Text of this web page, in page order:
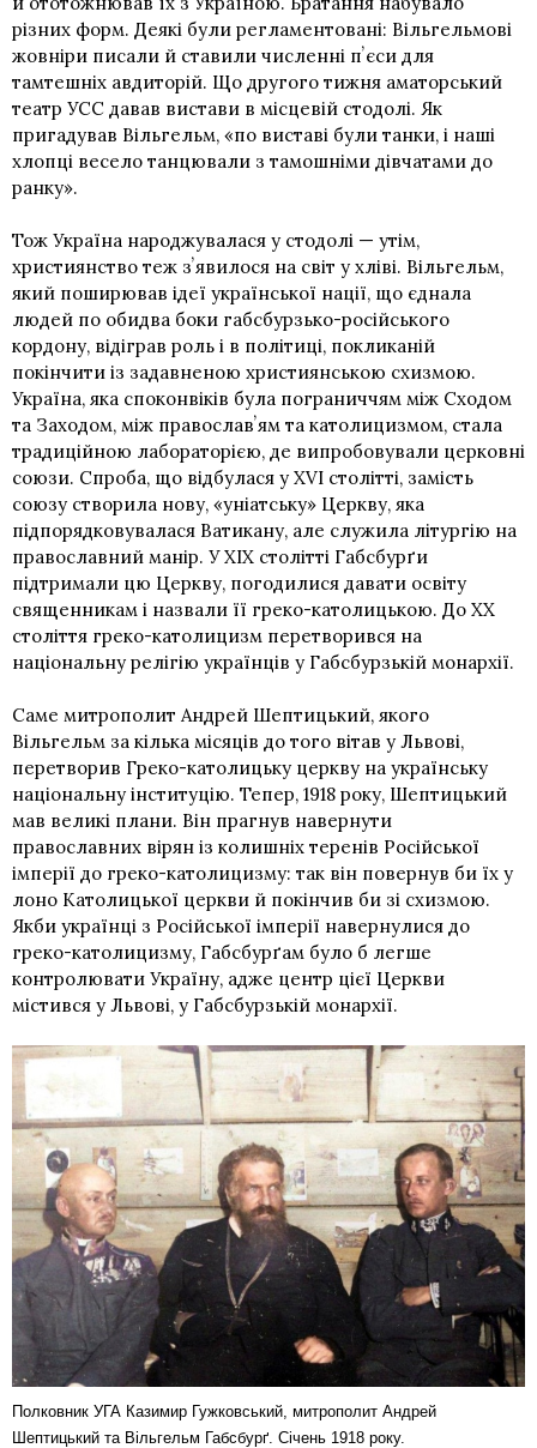
різних форм. Деякі були регламентовані: Вільгельмові
жовніри писали й ставили численні пʼєси для
тамтешніх авдиторій. Що другого тижня аматорський
театр УСС давав вистави в місцевій стодолі. Як
пригадував Вільгельм, «по виставі були танки, і наші
хлопці весело танцювали з тамошніми дівчатами до
ранку».
Тож Україна народжувалася у стодолі — утім,
християнство теж зʼявилося на світ у хліві. Вільгельм,
який поширював ідеї української нації, що єднала
людей по обидва боки габсбурзько-російського
кордону, відіграв роль і в політиці, покликаній
покінчити із задавненою християнською схизмою.
Україна, яка споконвіків була пограниччям між Сходом
та Заходом, між православʼям та католицизмом, стала
традиційною лабораторією, де випробовували церковні
союзи. Спроба, що відбулася у XVI столітті, замість
союзу створила нову, «уніатську» Церкву, яка
підпорядковувалася Ватикану, але служила літургію на
православний манір. У ХІХ столітті Габсбурґи
підтримали цю Церкву, погодилися давати освіту
священникам і назвали її греко-католицькою. До ХХ
століття греко-католицизм перетворився на
національну релігію українців у Габсбурзькій монархії.
Саме митрополит Андрей Шептицький, якого
Вільгельм за кілька місяців до того вітав у Львові,
перетворив Греко-католицьку церкву на українську
національну інституцію. Тепер, 1918 року, Шептицький
мав великі плани. Він прагнув навернути
православних вірян із колишніх теренів Російської
імперії до греко-католицизму: так він повернув би їх у
лоно Католицької церкви й покінчив би зі схизмою.
Якби українці з Російської імперії навернулися до
греко-католицизму, Габсбурґам було б легше
контролювати Україну, адже центр цієї Церкви
містився у Львові, у Габсбурзькій монархії.
Полковник УГА Казимир Гужковський, митрополит Андрей
Шептицький та Вільгельм Габсбурґ. Січень 1918 року.